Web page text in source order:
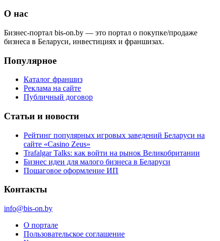
О нас
Бизнес-портал bis-on.by — это портал о покупке/продаже
бизнеса в Беларуси, инвестициях и франшизах.
Популярное
Каталог франшиз
Реклама на сайте
Публичный договор
Статьи и новости
Рейтинг популярных игровых заведений Беларуси на
сайте «Casino Zeus»
Trafalgar Talks: как войти на рынок Великобритании
Бизнес идеи для малого бизнеса в Беларуси
Пошаговое оформление ИП
Контакты
info@bis-on.by
О портале
Пользовательское соглашение